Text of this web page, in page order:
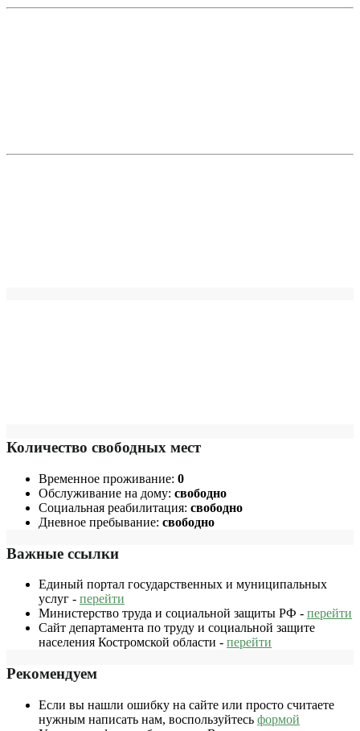
Количество свободных мест
Временное проживание: 0
Обслуживание на дому: свободно
Социальная реабилитация: свободно
Дневное пребывание: свободно
Важные ссылки
Единый портал государственных и муниципальных
услуг - перейти
Министерство труда и социальной защиты РФ - перейти
Сайт департамента по труду и социальной защите
населения Костромской области - перейти
Рекомендуем
Если вы нашли ошибку на сайте или просто считаете
нужным написать нам, воспользуйтесь формой